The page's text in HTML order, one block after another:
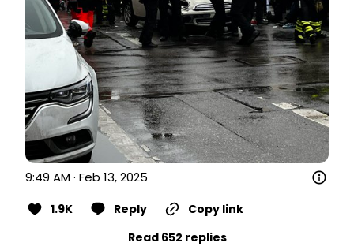
9:49 AM · Feb 13, 2025
1.9K Reply
Copy link
Read 652 replies